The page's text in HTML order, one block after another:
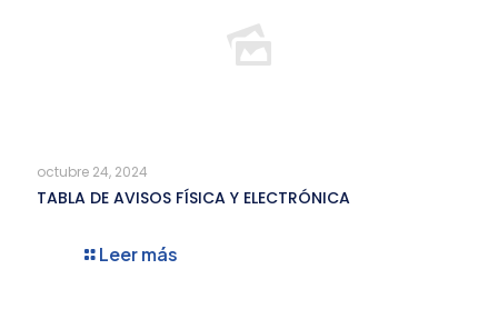
octubre 24, 2024
TABLA DE AVISOS FÍSICA Y ELECTRÓNICA
Leer más